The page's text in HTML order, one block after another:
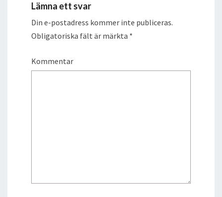
Lämna ett svar
Din e-postadress kommer inte publiceras.
Obligatoriska fält är märkta *
Kommentar